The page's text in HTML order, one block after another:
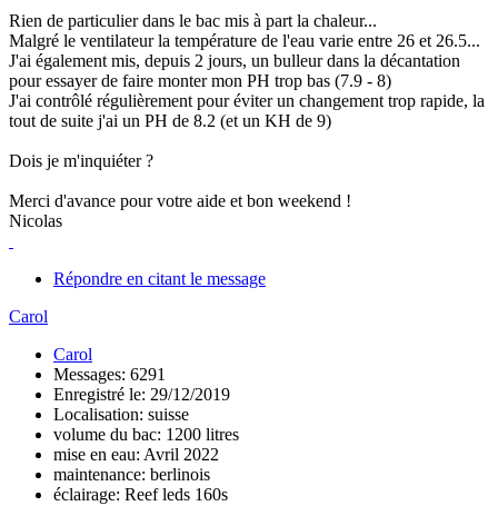
Rien de particulier dans le bac mis à part la chaleur...
Malgré le ventilateur la température de l'eau varie entre 26 et 26.5...
J'ai également mis, depuis 2 jours, un bulleur dans la décantation
pour essayer de faire monter mon PH trop bas (7.9 - 8)
J'ai contrôlé régulièrement pour éviter un changement trop rapide, la
tout de suite j'ai un PH de 8.2 (et un KH de 9)
Dois je m'inquiéter ?
Merci d'avance pour votre aide et bon weekend !
Nicolas
Répondre en citant le message
Carol
Carol
Messages: 6291
Enregistré le: 29/12/2019
Localisation: suisse
volume du bac: 1200 litres
mise en eau: Avril 2022
maintenance: berlinois
éclairage: Reef leds 160s